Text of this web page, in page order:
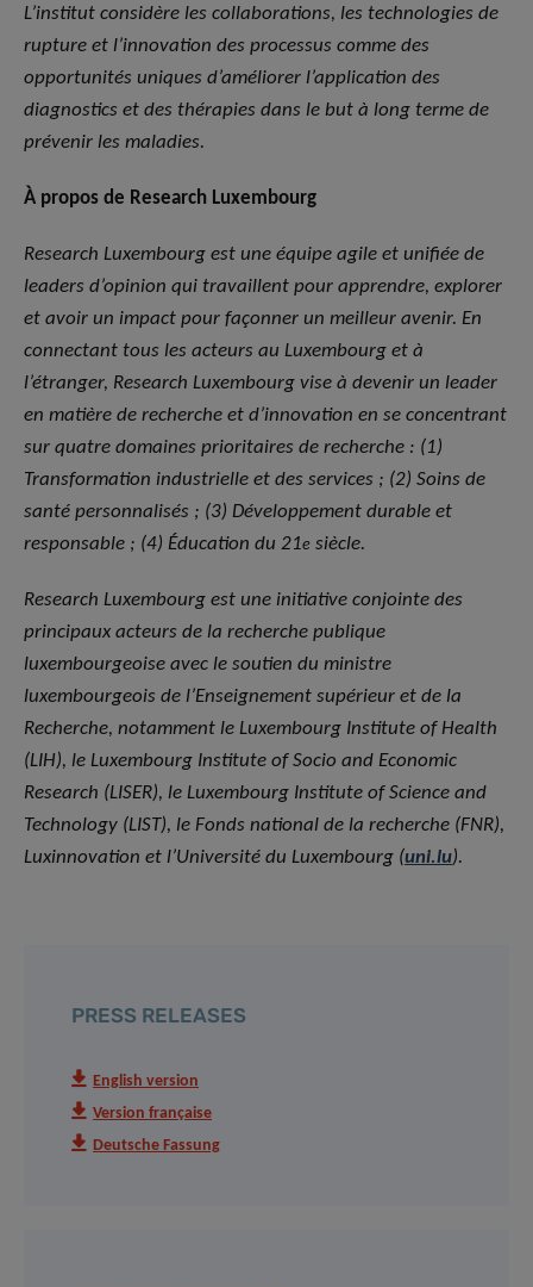
L’institut considère les collaborations, les technologies de
rupture et l’innovation des processus comme des
opportunités uniques d’améliorer l’application des
diagnostics et des thérapies dans le but à long terme de
prévenir les maladies.
À propos de Research Luxembourg
Research Luxembourg est une équipe agile et unifiée de
leaders d’opinion qui travaillent pour apprendre, explorer
et avoir un impact pour façonner un meilleur avenir. En
connectant tous les acteurs au Luxembourg et à
l’étranger, Research Luxembourg vise à devenir un leader
en matière de recherche et d’innovation en se concentrant
sur quatre domaines prioritaires de recherche : (1)
Transformation industrielle et des services ; (2) Soins de
santé personnalisés ; (3) Développement durable et
responsable ; (4) Éducation du 21e siècle.
Research Luxembourg est une initiative conjointe des
principaux acteurs de la recherche publique
luxembourgeoise avec le soutien du ministre
luxembourgeois de l’Enseignement supérieur et de la
Recherche, notamment le Luxembourg Institute of Health
(LIH), le Luxembourg Institute of Socio and Economic
Research (LISER), le Luxembourg Institute of Science and
Technology (LIST), le Fonds national de la recherche (FNR),
Luxinnovation et l’Université du Luxembourg (uni.lu).
PRESS RELEASES
English version
Version française
Deutsche Fassung